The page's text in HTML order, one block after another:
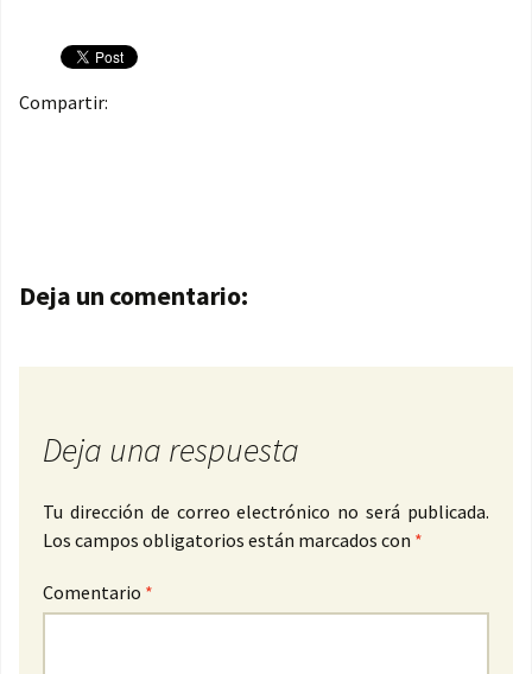
Compartir:
Navegación de entradas
Deja un comentario:
Deja una respuesta
Tu dirección de correo electrónico no será publicada.
Los campos obligatorios están marcados con *
Comentario *